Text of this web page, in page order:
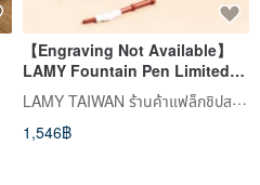
【Engraving Not Available】
LAMY Fountain Pen Limited
Edition / SAFARI - Harry Potter
Gryffindor Red
LAMY TAIWAN ร้านค้าแฟล็กชิปสโตร์ทางการ
1,546฿